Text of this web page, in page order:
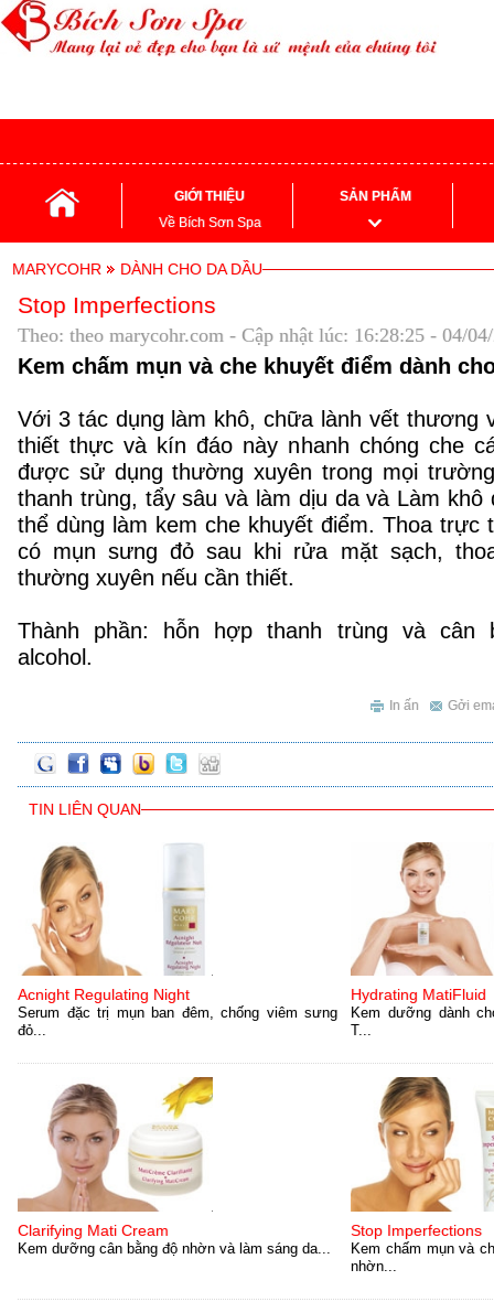
GIỚI THIỆU
Về Bích Sơn Spa
SẢN PHẨM
MARYCOHR DÀNH CHO DA DẦU
Stop Imperfections
Theo: theo marycohr.com - Cập nhật lúc: 16:28:25 - 04/
Kem chấm mụn và che khuyết điểm dành
Với 3 tác dụng làm khô, chữa lành vết thương
thiết thực và kín đáo này nhanh chóng che
được sử dụng thường xuyên trong mọi
thanh trùng, tẩy sâu và làm dịu da và Làm khô
thể dùng làm kem che khuyết điểm. Thoa trực
có mụn sưng đỏ sau khi rửa mặt sạch,
thường xuyên nếu cần thiết.
Thành phần: hỗn hợp thanh trùng và cân
alcohol.
Gởi
In ấn
TIN LIÊN QUAN
Acnight Regulating Night
Serum đặc trị mụn ban đêm, chống viêm sưng
đỏ...
Hydrating MatiFluid
Kem dưỡng dành
T...
Clarifying Mati Cream
Kem dưỡng cân bằng độ nhờn và làm sáng da...
Stop Imperfections
Kem chấm mụn và
nhờn...